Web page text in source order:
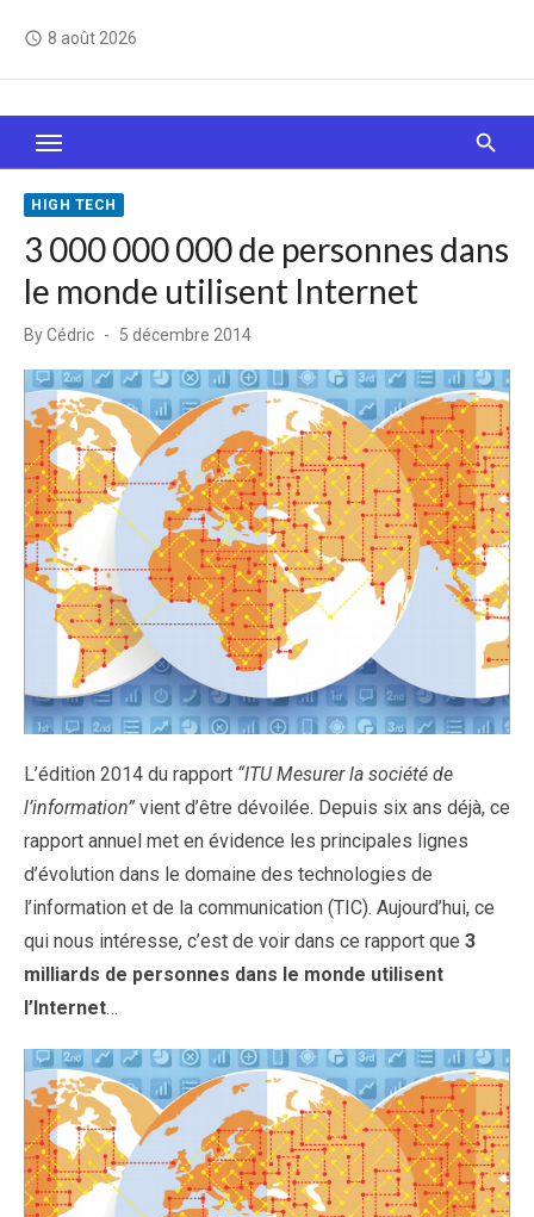
access_time 8 août 2026
Le Web, c'est comme une boîte de chocolats… On
sait jamais sur quoi on va tomber !
HIGH TECH
3 000 000 000 de personnes dans
le monde utilisent Internet
ByCédric
Posted
5 décembre 2014
L’édition 2014 du rapport “ITU Mesurer la société de
l’information” vient d’être dévoilée. Depuis six ans déjà, ce
rapport annuel met en évidence les principales lignes
d’évolution dans le domaine des technologies de
l’information et de la communication (TIC). Aujourd’hui, ce
qui nous intéresse, c’est de voir dans ce rapport que 3
milliards de personnes dans le monde utilisent
l’Internet…